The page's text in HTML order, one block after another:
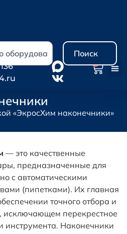
Поиск
«ЭкросХим наконечники»
— это качественные
предназначенные для
с автоматическими
(пипетками). Их главная
точного отбора и
исключающем перекрестное
инструмента. Наконечники